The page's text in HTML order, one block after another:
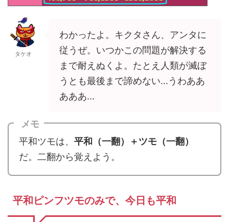
タケオ
わかったよ。キクタさん、アンタに
従うぜ。いつかこの問題が解決する
まで耐えぬくよ。たとえ人類が滅ぼ
うとも最後まで諦めない...うわああ
あああ...
メモ
平和ツモは、 平和（一翻）＋ツモ（一翻）
だ。二翻から覚えよう。
平和ピンフツモのみで、今日も平和